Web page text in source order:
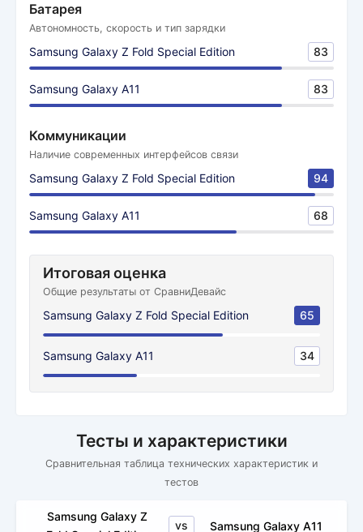
Батарея
Автономность, скорость и тип зарядки
Samsung Galaxy Z Fold Special Edition 83
Samsung Galaxy A11 83
Коммуникации
Наличие современных интерфейсов связи
Samsung Galaxy Z Fold Special Edition 94
Samsung Galaxy A11 68
Итоговая оценка
Общие результаты от СравниДевайс
Samsung Galaxy Z Fold Special Edition 65
Samsung Galaxy A11 34
Тесты и характеристики
Сравнительная таблица технических характеристик и
тестов
Samsung Galaxy Z
vs Samsung Galaxy A11